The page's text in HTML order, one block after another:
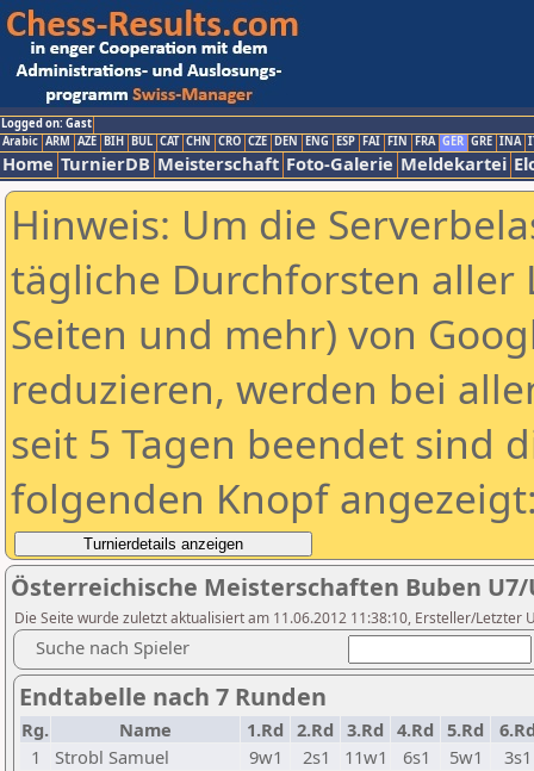
Logged on: Gast
Arabic ARM AZE BIH BUL CAT CHN CRO CZE DEN ENG ESP FAI FIN FRA GER GRE INA
Home TurnierDB Meisterschaft Foto-Galerie Meldekartei
Hinweis: Um die
tägliche Durchforsten aller
Seiten und mehr) von
reduzieren, werden bei
seit 5 Tagen beendet sind
folgenden Knopf
Österreichische Meisterschaften Buben U7/
Die Seite wurde zuletzt aktualisiert am 11.06.2012 11:38:10, Ersteller/Letzter
Suche nach Spieler
Endtabelle nach 7 Runden
Rg. Name 1.Rd 2.Rd 3.Rd 4.Rd 5.Rd
1
Strobl Samuel 9w1 2s1 11w1 6s1 5w1
3s1